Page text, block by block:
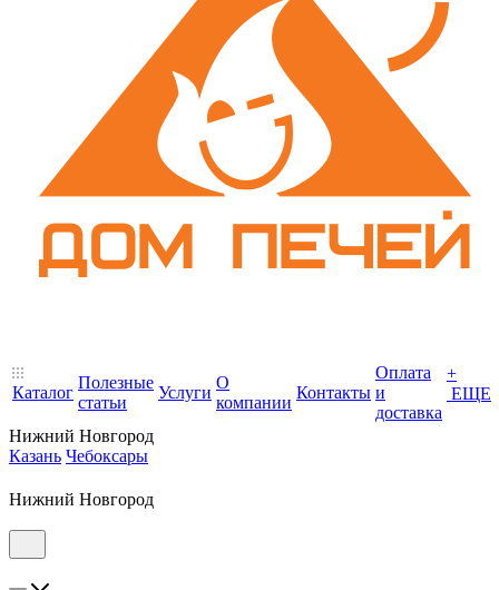
Каталог
Полезные
статьи
Услуги
О
компании
Контакты
Оплата
и
доставка
+
ЕЩЕ
Нижний Новгород
Казань Чебоксары
Нижний Новгород